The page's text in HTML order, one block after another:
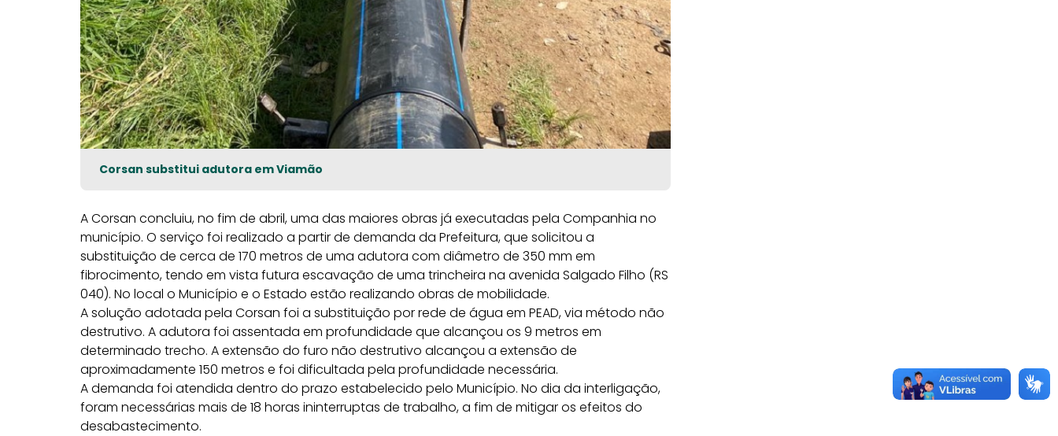
Corsan substitui adutora em Viamão
A Corsan concluiu, no fim de abril, uma das maiores obras já executadas pela Companhia no
município. O serviço foi realizado a partir de demanda da Prefeitura, que solicitou a
substituição de cerca de 170 metros de uma adutora com diâmetro de 350 mm em
fibrocimento, tendo em vista futura escavação de uma trincheira na avenida Salgado Filho (RS
040). No local o Município e o Estado estão realizando obras de mobilidade.
A solução adotada pela Corsan foi a substituição por rede de água em PEAD, via método não
destrutivo. A adutora foi assentada em profundidade que alcançou os 9 metros em
determinado trecho. A extensão do furo não destrutivo alcançou a extensão de
aproximadamente 150 metros e foi dificultada pela profundidade necessária.
A demanda foi atendida dentro do prazo estabelecido pelo Município. No dia da interligação,
foram necessárias mais de 18 horas ininterruptas de trabalho, a fim de mitigar os efeitos do
desabastecimento.